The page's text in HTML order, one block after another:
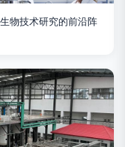
物技术研究的前沿阵